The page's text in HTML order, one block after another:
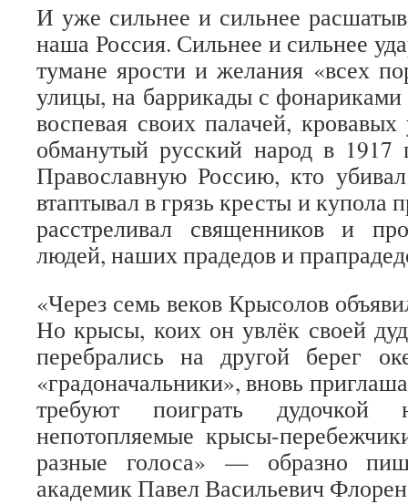
И уже сильнее и сильнее
наша Россия. Сильнее и сильнее
тумане ярости и желания «всех
улицы, на баррикады с
воспевая своих палачей,
обманутый русский народ в 1917
Православную Россию, кто
втаптывал в грязь кресты и купола
расстреливал священников и
людей, наших прадедов и
«Через семь веков Крысолов
Но крысы, коих он увлёк своей
перебрались на другой берег
«градоначальники», вновь
требуют поиграть
непотопляемые крысы-
разные голоса» — образно
академик Павел Васильевич